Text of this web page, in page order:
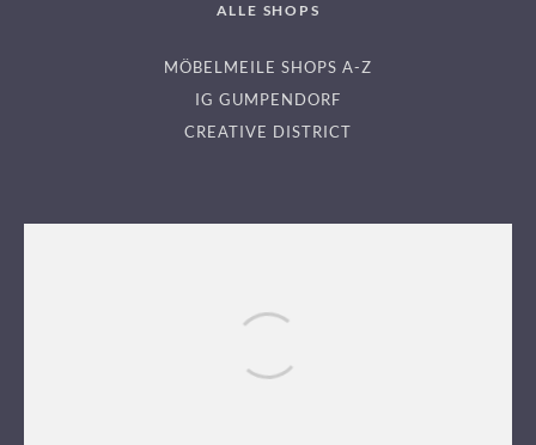
ALLE SHOPS
MÖBELMEILE SHOPS A-Z
IG GUMPENDORF
CREATIVE DISTRICT